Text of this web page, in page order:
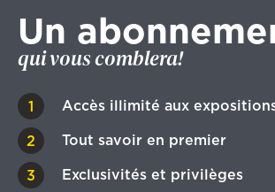
Un
qui vous comblera!
Accès illimité aux
Tout savoir en premier
Exclusivités et privilèges